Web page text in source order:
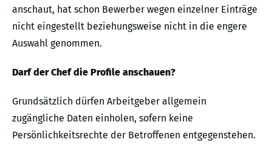
anschaut, hat schon Bewerber wegen einzelner Einträge
nicht eingestellt beziehungsweise nicht in die engere
Auswahl genommen.
Darf der Chef die Profile anschauen?
Grundsätzlich dürfen Arbeitgeber allgemein
zugängliche Daten einholen, sofern keine
Persönlichkeitsrechte der Betroffenen entgegenstehen.